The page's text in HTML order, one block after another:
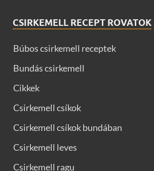
CSIRKEMELL RECEPT ROVATOK
Búbos csirkemell receptek
Bundás csirkemell
Cikkek
Csirkemell csíkok
Csirkemell csíkok bundában
Csirkemell leves
Csirkemell ragu